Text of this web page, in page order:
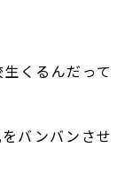
くるんだって
バンバンさせ